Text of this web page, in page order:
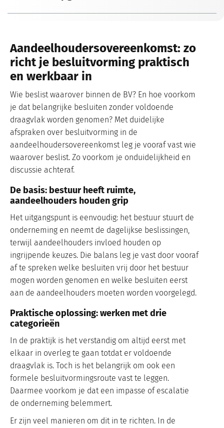
Aandeelhoudersovereenkomst: zo
richt je besluitvorming praktisch
en werkbaar in
Wie beslist waarover binnen de BV? En hoe voorkom
je dat belangrijke besluiten zonder voldoende
draagvlak worden genomen? Met duidelijke
afspraken over besluitvorming in de
aandeelhoudersovereenkomst leg je vooraf vast wie
waarover beslist. Zo voorkom je onduidelijkheid en
discussie achteraf.
De basis: bestuur heeft ruimte,
aandeelhouders houden grip
Het uitgangspunt is eenvoudig: het bestuur stuurt de
onderneming en neemt de dagelijkse beslissingen,
terwijl aandeelhouders invloed houden op
ingrijpende keuzes. Die balans leg je vast door vooraf
af te spreken welke besluiten vrij door het bestuur
mogen worden genomen en welke besluiten eerst
aan de aandeelhouders moeten worden voorgelegd.
Praktische oplossing: werken met drie
categorieën
In de praktijk is het verstandig om altijd eerst met
elkaar in overleg te gaan totdat er voldoende
draagvlak is. Toch is het belangrijk om ook een
formele besluitvormingsroute vast te leggen.
Daarmee voorkom je dat een impasse of escalatie
de onderneming belemmert.
Er zijn veel manieren om dit in te richten. In de